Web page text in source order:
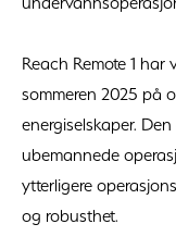
Reach Remote 1
sommeren 2025 på
energiselskaper.
ubemannede
ytterligere
og robusthet.